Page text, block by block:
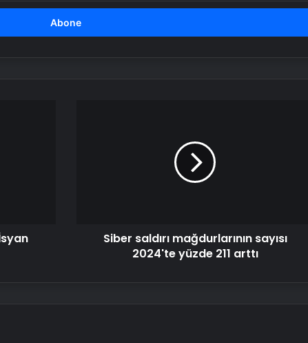
Dünya’nın sonu için tarih verildi:
“Korktuğumuzdan daha erken”
UETDS Nedir ? Uetds.com İle Akıllı
Siber saldırı mağdurlarının sayısı
2024'te yüzde 211 arttı